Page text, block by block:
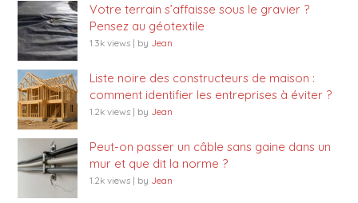
Votre terrain s’affaisse sous le gravier ?
Pensez au géotextile
1.3k views | by Jean
Liste noire des constructeurs de maison :
comment identifier les entreprises à éviter ?
1.2k views | by Jean
Peut-on passer un câble sans gaine dans un
mur et que dit la norme ?
1.2k views | by Jean